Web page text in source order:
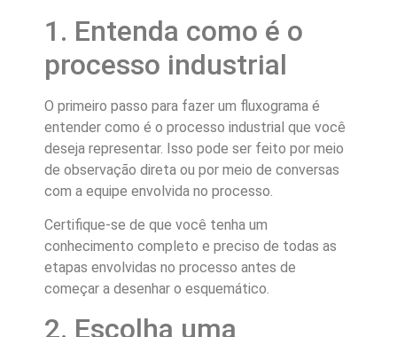
1. Entenda como é o
processo industrial
O primeiro passo para fazer um fluxograma é
entender como é o processo industrial que você
deseja representar. Isso pode ser feito por meio
de observação direta ou por meio de conversas
com a equipe envolvida no processo.
Certifique-se de que você tenha um
conhecimento completo e preciso de todas as
etapas envolvidas no processo antes de
começar a desenhar o esquemático.
2. Escolha uma